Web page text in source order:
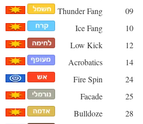
09
Thunder Fang
10
Ice Fang
12
Low Kick
14
Acrobatics
24
Fire Spin
25
Facade
28
Bulldoze